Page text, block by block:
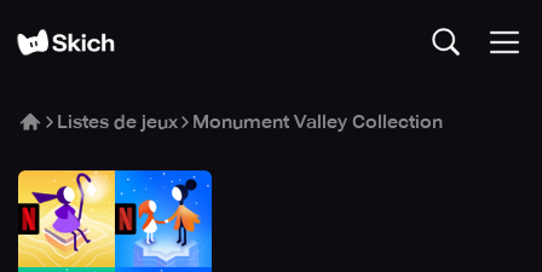
Listes de jeux Monument Valley Collection